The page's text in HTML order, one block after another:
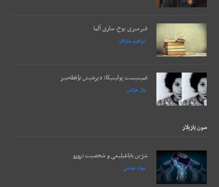
قیرمیزی یوخ، ساری آلما
ابراهیم ساوالان
فمینیست پولیتیکا: دیره‌نیش نؤقطه‌میز
بئل هوکس
سون يازيلار
شرّین بایاغیلیغی و شخصیت ترورو
جواد عباسی